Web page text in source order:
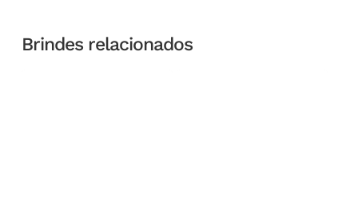
Brindes relacionados